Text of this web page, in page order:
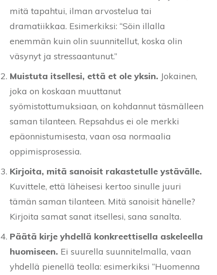
mitä tapahtui, ilman arvostelua tai
dramatiikkaa. Esimerkiksi: “Söin illalla
enemmän kuin olin suunnitellut, koska olin
väsynyt ja stressaantunut.”
Muistuta itsellesi, että et ole yksin. Jokainen,
joka on koskaan muuttanut
syömistottumuksiaan, on kohdannut täsmälleen
saman tilanteen. Repsahdus ei ole merkki
epäonnistumisesta, vaan osa normaalia
oppimisprosessia.
Kirjoita, mitä sanoisit rakastetulle ystävälle.
Kuvittele, että läheisesi kertoo sinulle juuri
tämän saman tilanteen. Mitä sanoisit hänelle?
Kirjoita samat sanat itsellesi, sana sanalta.
Päätä kirje yhdellä konkreettisella askeleella
huomiseen. Ei suurella suunnitelmalla, vaan
yhdellä pienellä teolla: esimerkiksi “Huomenna